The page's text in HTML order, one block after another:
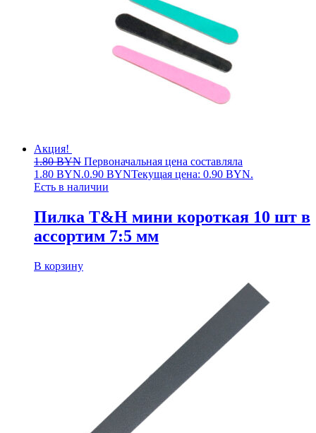
Акция!
1.80BYN Первоначальная цена составляла
1.80 BYN.0.90 BYNТекущая цена: 0.90 BYN.
Есть в наличии
Пилка T&H мини короткая 10 шт в
ассортим 7:5 мм
В корзину